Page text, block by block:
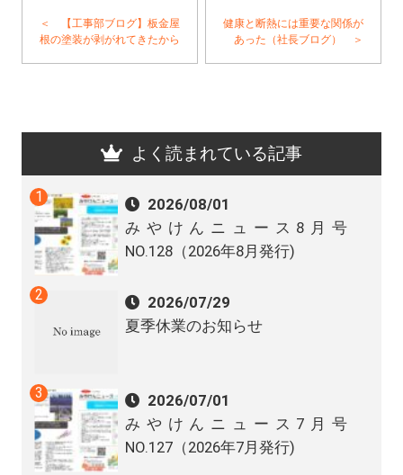
＜ 【工事部ブログ】板金屋
根の塗装が剥がれてきたから
健康と断熱には重要な関係が
あった（社長ブログ） ＞
よく読まれている記事
2026/08/01
みやけんニュース8月号
NO.128（2026年8月発行)
2026/07/29
夏季休業のお知らせ
2026/07/01
みやけんニュース7月号
NO.127（2026年7月発行)